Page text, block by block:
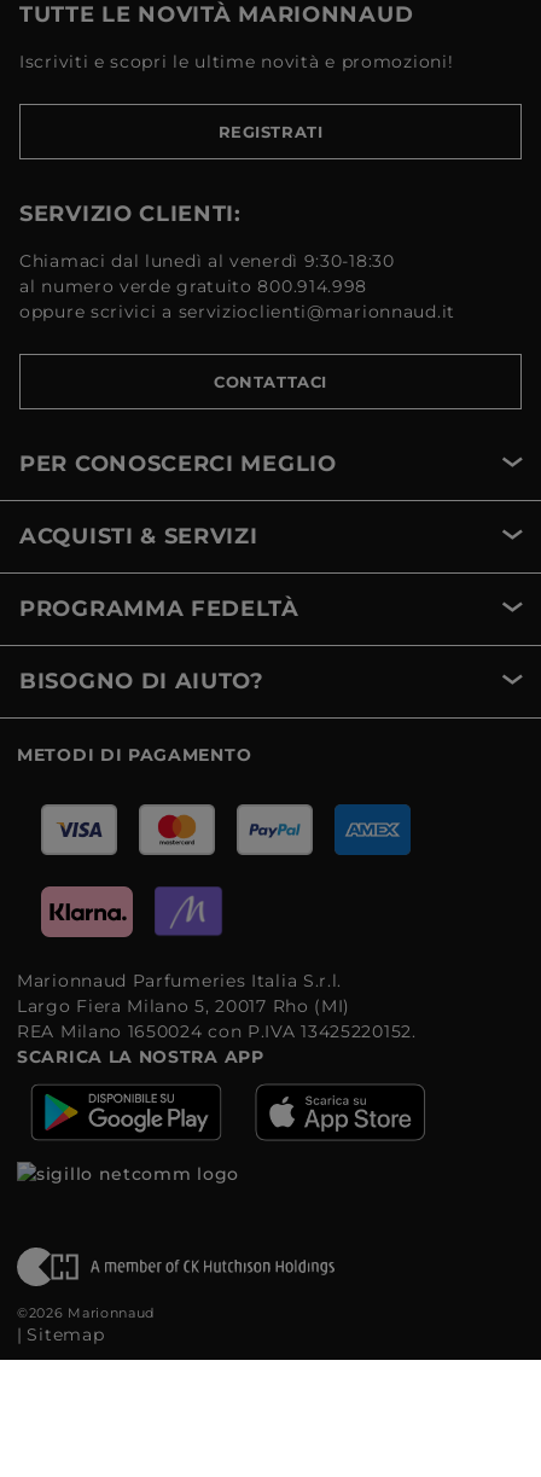
TUTTE LE NOVITÀ MARIONNAUD
Iscriviti e scopri le ultime novità e promozioni!
REGISTRATI
SERVIZIO CLIENTI:
Chiamaci dal lunedì al venerdì 9:30-18:30
al numero verde gratuito 800.914.998
oppure scrivici a servizioclienti@marionnaud.it
CONTATTACI
PER CONOSCERCI MEGLIO
ACQUISTI & SERVIZI
PROGRAMMA FEDELTÀ
BISOGNO DI AIUTO?
METODI DI PAGAMENTO
Marionnaud Parfumeries Italia S.r.l.
Largo Fiera Milano 5, 20017 Rho (MI)
REA Milano 1650024 con P.IVA 13425220152.
SCARICA LA NOSTRA APP
©2026 Marionnaud
| Sitemap